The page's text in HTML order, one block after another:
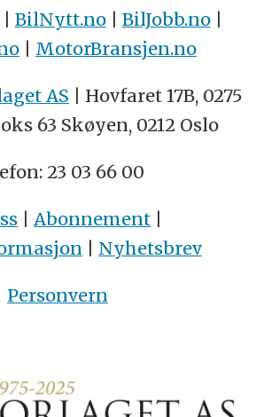
BilNytt.no| BilJobb.no|
MotorBransjen.no
AS | Hovfaret 17B, 0275
63 Skøyen, 0212 Oslo
23 03 66 00
| Abonnement |
| Nyhetsbrev
Personvern